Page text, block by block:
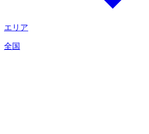
エリア
全国